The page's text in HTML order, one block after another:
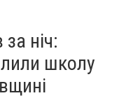
складну аварію
за ніч:
школу